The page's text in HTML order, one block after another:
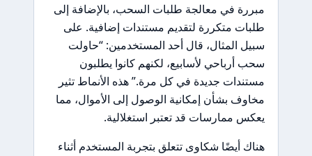
مبررة في معالجة طلبات السحب، بالإضافة إلى
طلبات متكررة لتقديم مستندات إضافية. على
سبيل المثال، قال أحد المستخدمين: “حاولت
سحب أرباحي لأسابيع، لكنهم كانوا يطلبون
مستندات جديدة في كل مرة.” هذه الأنماط تثير
مخاوف بشأن إمكانية الوصول إلى الأموال، مما
يعكس ممارسات قد تعتبر استغلالية.
هناك أيضًا شكاوى تتعلق بتجربة المستخدم أثناء